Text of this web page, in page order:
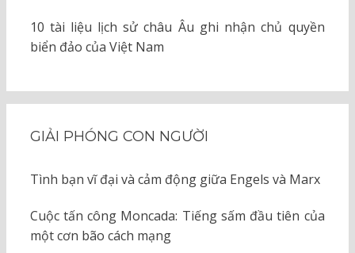
10 tài liệu lịch sử châu Âu ghi nhận chủ quyền
biển đảo của Việt Nam
GIẢI PHÓNG CON NGƯỜI
Tình bạn vĩ đại và cảm động giữa Engels và Marx
Cuộc tấn công Moncada: Tiếng sấm đầu tiên của
một cơn bão cách mạng